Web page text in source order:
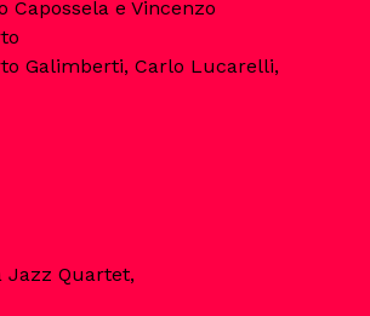
Capossela e Vincenzo
Galimberti, Carlo Lucarelli,
Jazz Quartet,